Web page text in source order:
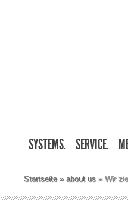
SYSTEMS. SERVICE.
Startseite » about us »Wir